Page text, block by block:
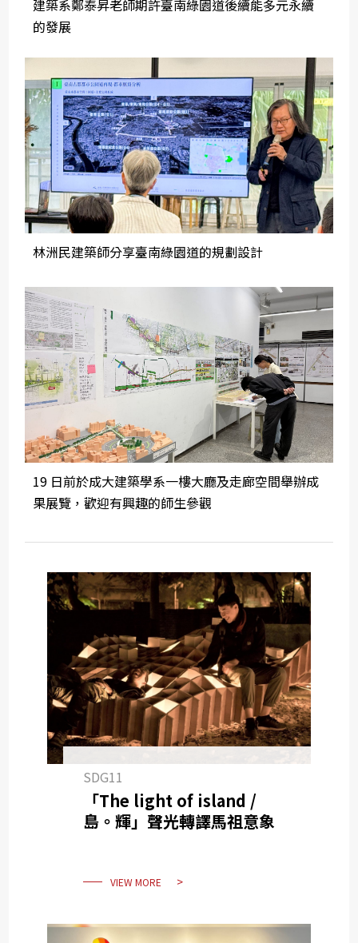
建築系鄭泰昇老師期許臺南綠園道後續能多元永續
的發展
林洲民建築師分享臺南綠園道的規劃設計
19 日前於成大建築學系一樓大廳及走廊空間舉辦成
果展覽，歡迎有興趣的師生參觀
SDG11
「The light of island /
島。輝」聲光轉譯馬祖意象
VIEW MORE